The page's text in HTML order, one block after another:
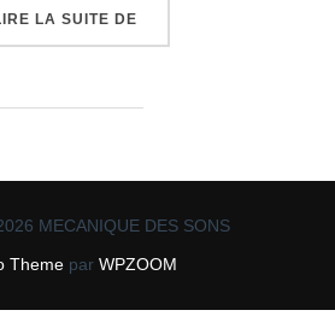
LA SUITE DE
MECANIQUE DES SONS
Theme par WPZOOM